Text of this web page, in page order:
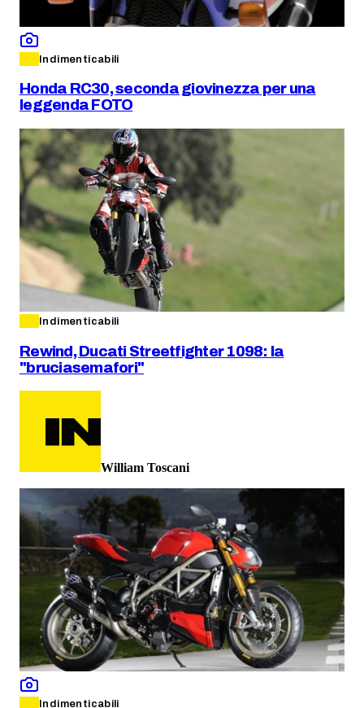
Indimenticabili
Honda RC30, seconda giovinezza per una
leggenda FOTO
Indimenticabili
Rewind, Ducati Streetfighter 1098: la
"bruciasemafori"
William Toscani
Indimenticabili